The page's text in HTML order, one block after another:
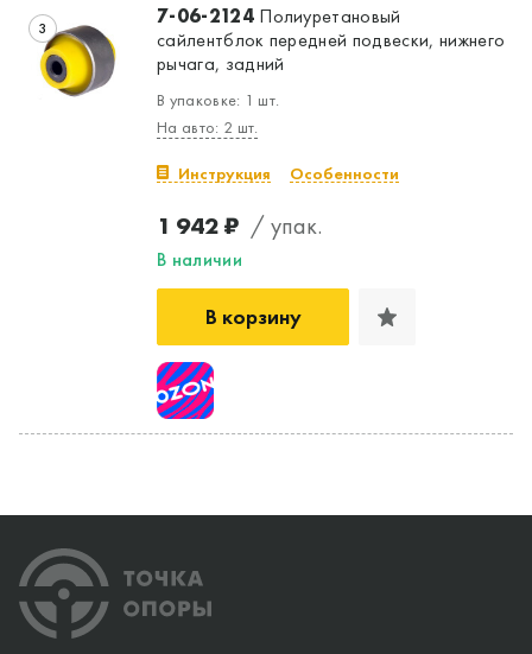
3 7-06-2124Полиуретановый
сайлентблок передней подвески, нижнего
рычага, задний
В упаковке: 1 шт.
На авто: 2 шт.
Инструкция Особенности
1 942 ₽ / упак.
В наличии
В корзину